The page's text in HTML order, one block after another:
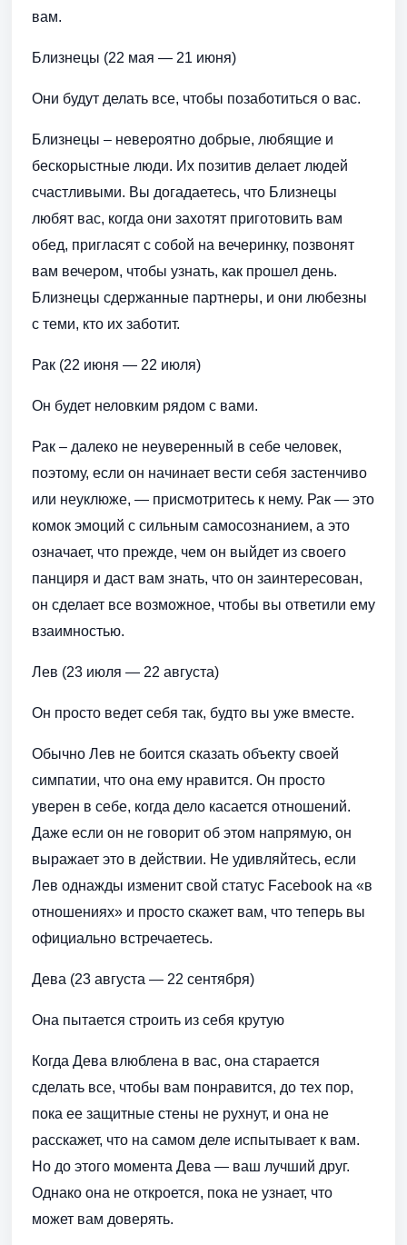
вам.
Близнецы (22 мая — 21 июня)
Они будут делать все, чтобы позаботиться о вас.
Близнецы – невероятно добрые, любящие и
бескорыстные люди. Их позитив делает людей
счастливыми. Вы догадаетесь, что Близнецы
любят вас, когда они захотят приготовить вам
обед, пригласят с собой на вечеринку, позвонят
вам вечером, чтобы узнать, как прошел день.
Близнецы сдержанные партнеры, и они любезны
с теми, кто их заботит.
Рак (22 июня — 22 июля)
Он будет неловким рядом с вами.
Рак – далеко не неуверенный в себе человек,
поэтому, если он начинает вести себя застенчиво
или неуклюже, — присмотритесь к нему. Рак — это
комок эмоций с сильным самосознанием, а это
означает, что прежде, чем он выйдет из своего
панциря и даст вам знать, что он заинтересован,
он сделает все возможное, чтобы вы ответили ему
взаимностью.
Лев (23 июля — 22 августа)
Он просто ведет себя так, будто вы уже вместе.
Обычно Лев не боится сказать объекту своей
симпатии, что она ему нравится. Он просто
уверен в себе, когда дело касается отношений.
Даже если он не говорит об этом напрямую, он
выражает это в действии. Не удивляйтесь, если
Лев однажды изменит свой статус Facebook на «в
отношениях» и просто скажет вам, что теперь вы
официально встречаетесь.
Дева (23 августа — 22 сентября)
Она пытается строить из себя крутую
Когда Дева влюблена в вас, она старается
сделать все, чтобы вам понравится, до тех пор,
пока ее защитные стены не рухнут, и она не
расскажет, что на самом деле испытывает к вам.
Но до этого момента Дева — ваш лучший друг.
Однако она не откроется, пока не узнает, что
может вам доверять.